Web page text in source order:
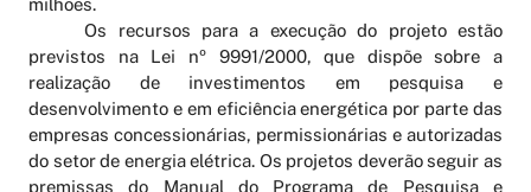
milhões.
Os recursos para a execução do projeto estão
previstos na Lei nº 9991/2000, que dispõe sobre a
realização de investimentos em pesquisa e
desenvolvimento e em eficiência energética por parte das
empresas concessionárias, permissionárias e autorizadas
do setor de energia elétrica. Os projetos deverão seguir as
premissas do Manual do Programa de Pesquisa e